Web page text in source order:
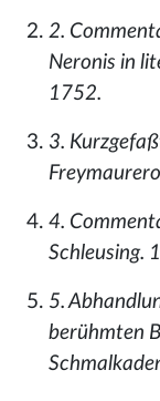
2.
Neronis in
1752.
3.
4.
Schleusing.
5.
berühmten